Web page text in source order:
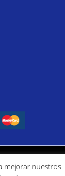
mejorar nuestros